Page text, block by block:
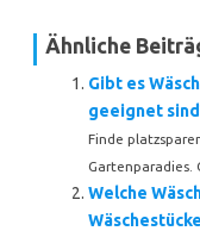
Ähnliche
Gibt es
geeignet
Finde
Gartenparadies.
Welche